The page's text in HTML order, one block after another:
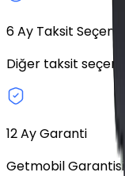
6Ay Taksit Seçeneği
Diğer taksit
12 Ay Garanti
Getmobil Garantisi